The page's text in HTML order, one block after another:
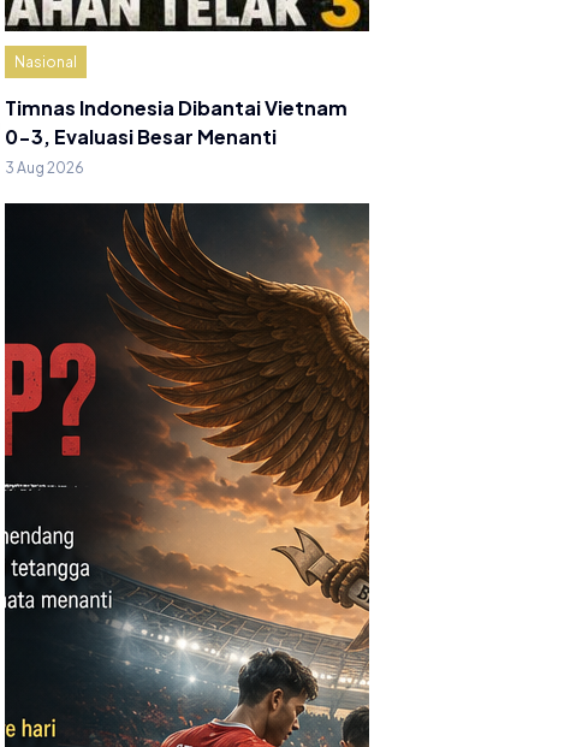
Nasional
Timnas Indonesia Dibantai Vietnam
0-3, Evaluasi Besar Menanti
3 Aug 2026